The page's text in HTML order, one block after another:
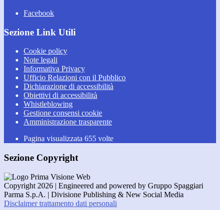
Facebook
Sezione Link Utili
Cookie policy
Note legali
Informativa Privacy
Ufficio Relazioni con il Pubblico
Dichiarazione di accessibilità
Obiettivi di accessibilità
Whistleblowing
Gestione consensi cookie
Amministrazione trasparente
Pagina visualizzata 655 volte
Sezione Copyright
Copyright 2026 | Engineered and powered by Gruppo Spaggiari
Parma S.p.A. | Divisione Publishing & New Social Media
Disclaimer trattamento dati personali